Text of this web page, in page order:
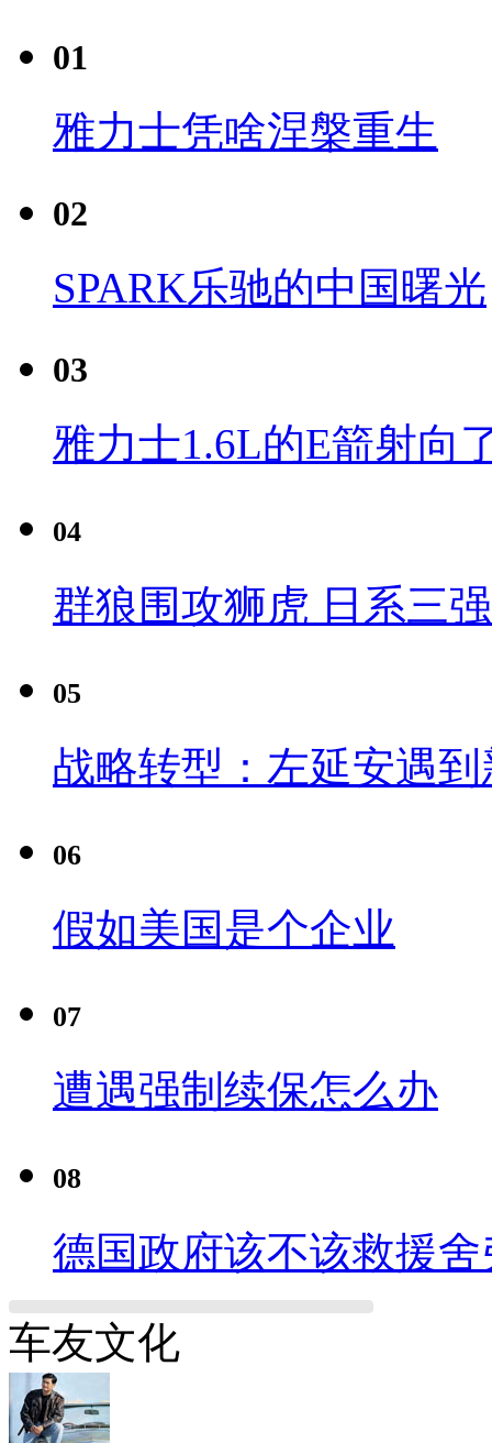
01
雅力士凭啥涅槃重生
02
SPARK乐驰的中国曙光
03
雅力士1.6L的E箭射向
04
群狼围攻狮虎 日系三
05
战略转型：左延安遇
06
假如美国是个企业
07
遭遇强制续保怎么办
08
德国政府该不该救援舍
车友文化